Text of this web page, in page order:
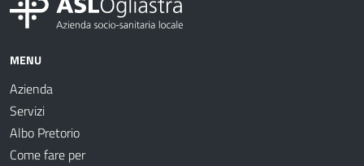
MENU
Azienda
Servizi
Albo Pretorio
Come fare per